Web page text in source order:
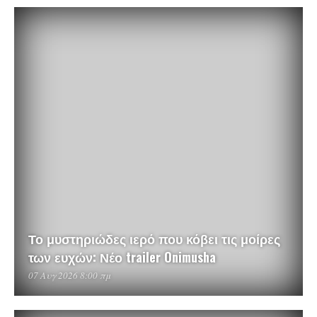
Το μυστηριώδες ιερό που κόβει τις μοίρες
των ευχών: Νέο trailer Onimusha
07 Αυγ 2026 8:00 πμ